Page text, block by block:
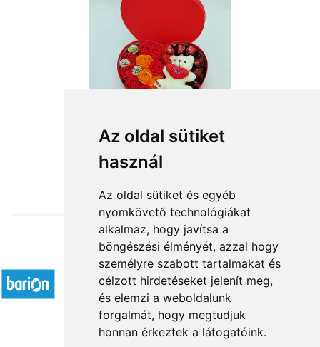
Az oldal sütiket
használ
Az oldal sütiket és egyéb
nyomkövető technológiákat
alkalmaz, hogy javítsa a
böngészési élményét, azzal hogy
személyre szabott tartalmakat és
célzott hirdetéseket jelenít meg,
és elemzi a weboldalunk
forgalmát, hogy megtudjuk
honnan érkeztek a látogatóink.
from HUF13,520
Accepted payment methods